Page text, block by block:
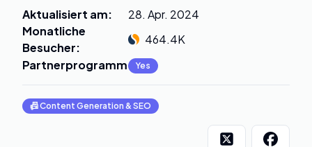
Aktualisiert am:
28. Apr. 2024
Monatliche
Besucher:
464.4K
Partnerprogramm: Yes
📠Content Generation & SEO